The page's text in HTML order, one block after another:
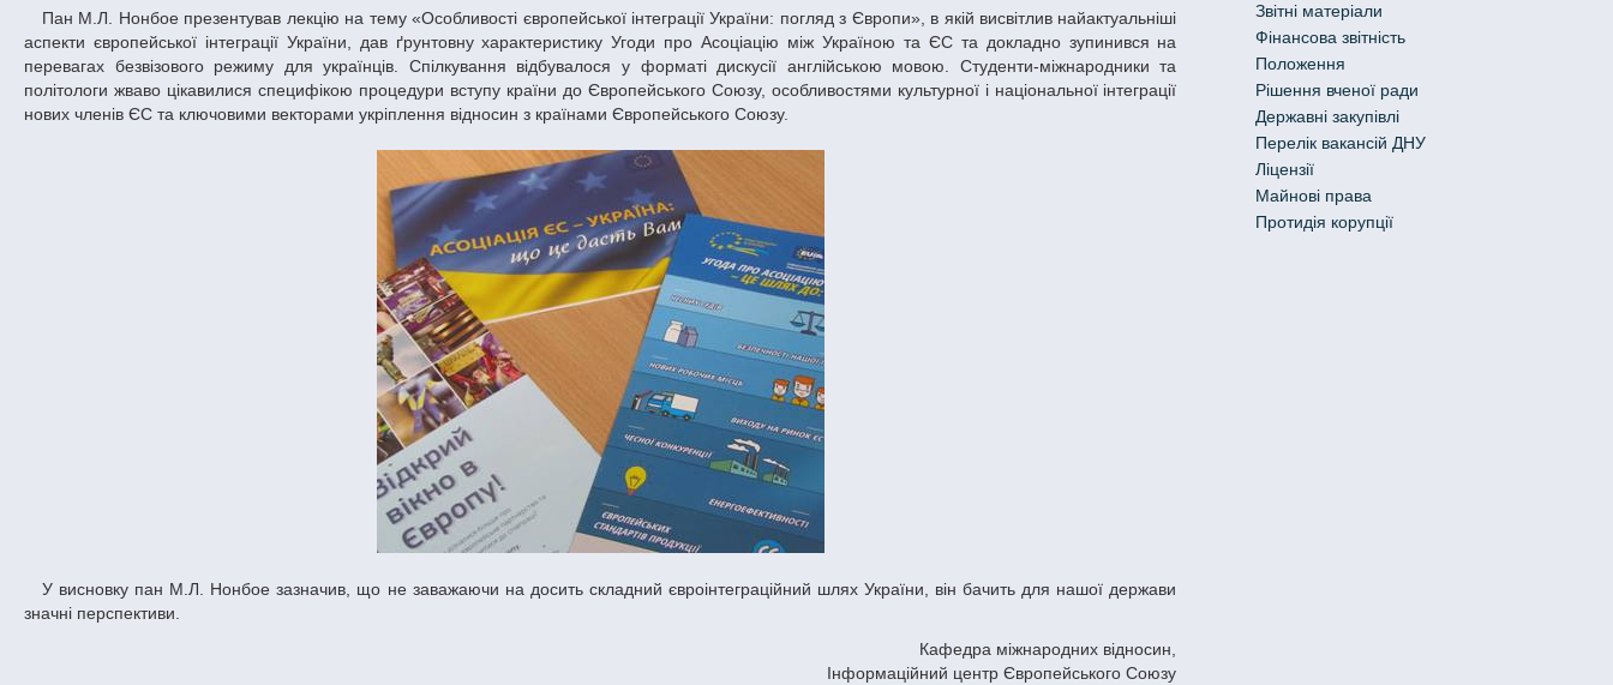
Пан М.Л. Нонбое презентував лекцію на тему «Особливості європейської інтеграції України: погляд з Європи», в якій висвітлив найактуальніші
аспекти європейської інтеграції України, дав ґрунтовну характеристику Угоди про Асоціацію між Україною та ЄС та докладно зупинився на
перевагах безвізового режиму для українців. Спілкування відбувалося у форматі дискусії англійською мовою. Студенти-міжнародники та
політологи жваво цікавилися специфікою процедури вступу країни до Європейського Союзу, особливостями культурної і національної інтеграції
нових членів ЄС та ключовими векторами укріплення відносин з країнами Європейського Союзу.
У висновку пан М.Л. Нонбое зазначив, що не заважаючи на досить складний євроінтеграційний шлях України, він бачить для нашої держави
значні перспективи.
Кафедра міжнародних відносин,
Інформаційний центр Європейського Союзу
Звітні матеріали
Фінансова звітність
Положення
Рішення вченої ради
Державні закупівлі
Перелік вакансій ДНУ
Ліцензії
Майнові права
Протидія корупції